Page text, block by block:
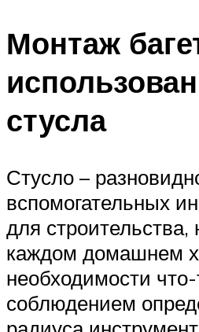
Монтаж
стусла
Стусло –
вспомогательных
для
каждом домашнем
необходимости
соблюдением